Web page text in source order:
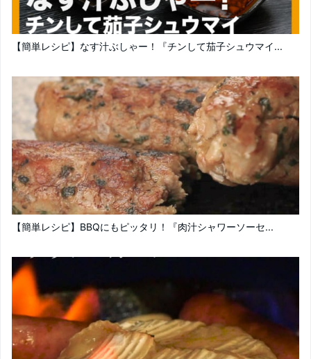
【簡単レシピ】なす汁ぶしゃー！『チンして茄子シュウマイ...
【簡単レシピ】BBQにもピッタリ！『肉汁シャワーソーセ...